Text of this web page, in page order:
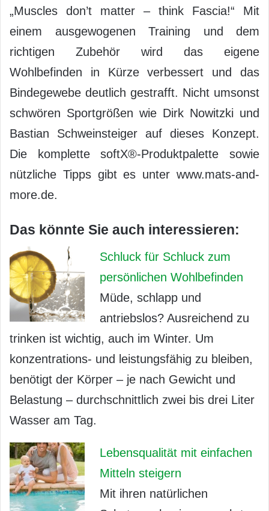
„Muscles don’t matter – think Fascia!“ Mit
einem ausgewogenen Training und dem
richtigen Zubehör wird das eigene
Wohlbefinden in Kürze verbessert und das
Bindegewebe deutlich gestrafft. Nicht umsonst
schwören Sportgrößen wie Dirk Nowitzki und
Bastian Schweinsteiger auf dieses Konzept.
Die komplette softX®-Produktpalette sowie
nützliche Tipps gibt es unter www.mats-and-
more.de.
Das könnte Sie auch interessieren:
Schluck für Schluck zum
persönlichen Wohlbefinden
Müde, schlapp und
antriebslos? Ausreichend zu
trinken ist wichtig, auch im Winter. Um
konzentrations- und leistungsfähig zu bleiben,
benötigt der Körper – je nach Gewicht und
Belastung – durchschnittlich zwei bis drei Liter
Wasser am Tag.
Lebensqualität mit einfachen
Mitteln steigern
Mit ihren natürlichen